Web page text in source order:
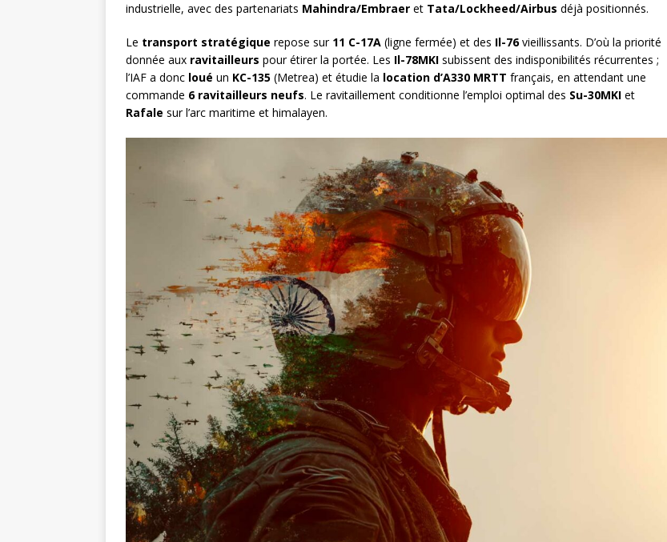
industrielle, avec des partenariats Mahindra/Embraer et Tata/Lockheed/Airbus déjà positionnés.
Le transport stratégique repose sur 11 C-17A (ligne fermée) et des Il-76vieillissants. D’où la priorité
donnée aux ravitailleurs pour étirer la portée. Les Il-78MKI subissent des indisponibilités récurrentes ;
l’IAF a donc loué un KC-135 (Metrea) et étudie la location d’A330 MRTT français, en attendant une
commande 6 ravitailleurs neufs. Le ravitaillement conditionne l’emploi optimal des Su-30MKI et
Rafale sur l’arc maritime et himalayen.